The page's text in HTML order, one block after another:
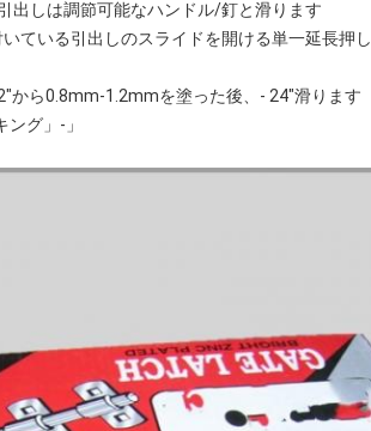
出しは調節可能なハンドル/釘と滑ります
ている引出しのスライドを開ける単一延長押し
から0.8mm-1.2mmを塗った後、- 24"滑ります
グ」-」